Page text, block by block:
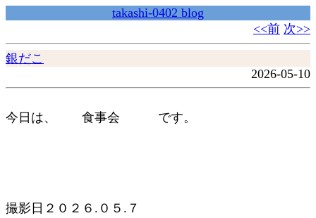
takashi-0402 blog
<<前 次>>
銀だこ
2026-05-10
今日は、 食事会 です。
撮影日２０２６.０５.７